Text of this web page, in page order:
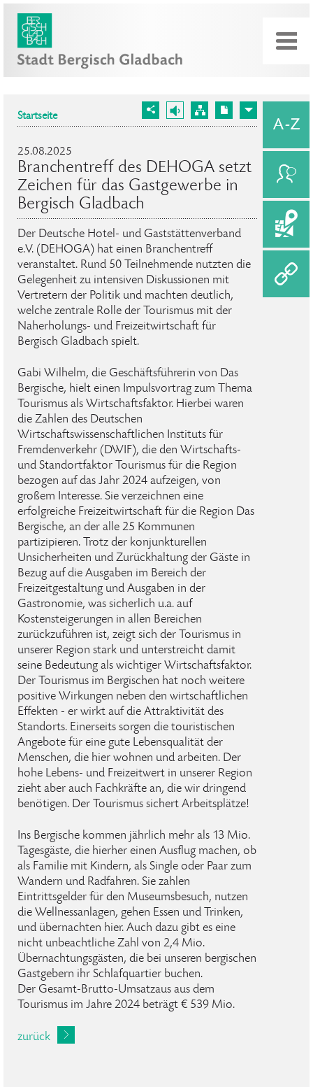
Startseite
25.08.2025
Branchentreff des DEHOGA setzt
Zeichen für das Gastgewerbe in
Bergisch Gladbach
Der Deutsche Hotel- und Gaststättenverband
e.V. (DEHOGA) hat einen Branchentreff
veranstaltet. Rund 50 Teilnehmende nutzten die
Gelegenheit zu intensiven Diskussionen mit
Vertretern der Politik und machten deutlich,
welche zentrale Rolle der Tourismus mit der
Naherholungs- und Freizeitwirtschaft für
Bergisch Gladbach spielt.
Gabi Wilhelm, die Geschäftsführerin von Das
Bergische, hielt einen Impulsvortrag zum Thema
Tourismus als Wirtschaftsfaktor. Hierbei waren
die Zahlen des Deutschen
Wirtschaftswissenschaftlichen Instituts für
Fremdenverkehr (DWIF), die den Wirtschafts-
und Standortfaktor Tourismus für die Region
bezogen auf das Jahr 2024 aufzeigen, von
großem Interesse. Sie verzeichnen eine
erfolgreiche Freizeitwirtschaft für die Region Das
Bergische, an der alle 25 Kommunen
partizipieren. Trotz der konjunkturellen
Unsicherheiten und Zurückhaltung der Gäste in
Bezug auf die Ausgaben im Bereich der
Freizeitgestaltung und Ausgaben in der
Gastronomie, was sicherlich u.a. auf
Kostensteigerungen in allen Bereichen
zurückzuführen ist, zeigt sich der Tourismus in
unserer Region stark und unterstreicht damit
seine Bedeutung als wichtiger Wirtschaftsfaktor.
Der Tourismus im Bergischen hat noch weitere
positive Wirkungen neben den wirtschaftlichen
Effekten - er wirkt auf die Attraktivität des
Standorts. Einerseits sorgen die touristischen
Angebote für eine gute Lebensqualität der
Menschen, die hier wohnen und arbeiten. Der
hohe Lebens- und Freizeitwert in unserer Region
zieht aber auch Fachkräfte an, die wir dringend
benötigen. Der Tourismus sichert Arbeitsplätze!
Ins Bergische kommen jährlich mehr als 13 Mio.
Tagesgäste, die hierher einen Ausflug machen, ob
als Familie mit Kindern, als Single oder Paar zum
Wandern und Radfahren. Sie zahlen
Eintrittsgelder für den Museumsbesuch, nutzen
die Wellnessanlagen, gehen Essen und Trinken,
und übernachten hier. Auch dazu gibt es eine
nicht unbeachtliche Zahl von 2,4 Mio.
Übernachtungsgästen, die bei unseren bergischen
Gastgebern ihr Schlafquartier buchen.
Der Gesamt-Brutto-Umsatzaus aus dem
Tourismus im Jahre 2024 beträgt € 539 Mio.
zurück